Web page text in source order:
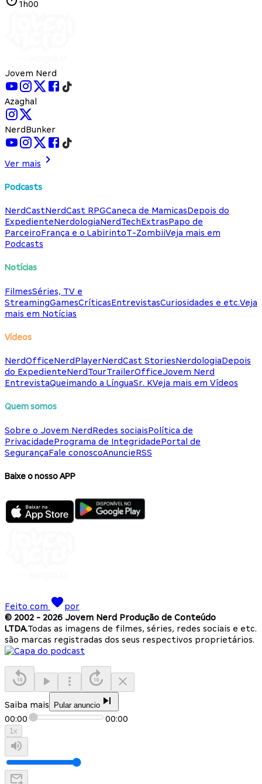
1h00
Jovem Nerd
Azaghal
NerdBunker
Ver mais
Podcasts
NerdCastNerdCast RPGCaneca de MamicasDepois do
ExpedienteNerdologiaNerdTechExtrasPapo de
ParceiroFrança e o LabirintoT-ZombiiVeja mais em
Podcasts
Notícias
FilmesSéries, TV e
StreamingGamesCríticasEntrevistasCuriosidades e etc.Veja
mais em Notícias
Vídeos
NerdOfficeNerdPlayerNerdCast StoriesNerdologiaDepois
do ExpedienteNerdTourTrailerOfficeJovem Nerd
EntrevistaQueimando a LínguaSr. KVeja mais em Vídeos
Quem somos
Sobre o Jovem NerdRedes sociaisPolítica de
PrivacidadePrograma de IntegridadePortal de
SegurançaFale conoscoAnuncieRSS
Baixe o nosso APP
Feito com
por
© 2002 - 2026 Jovem Nerd Produção de Conteúdo
LTDA.Todas as imagens de filmes, séries, redes sociais e etc.
são marcas registradas dos seus respectivos proprietários.
Saiba mais Pular anuncio
00:00 00:00
1x